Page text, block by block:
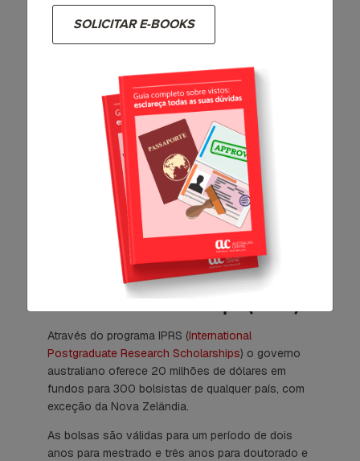
Scholarshipsand Fellowships são oferecidas pelo
governo australiano para alunos de diversos
países, incluindo o Brasil.
Elas incluem, atualmente, uma ajuda de 3 mil
dólares australianos para passagens aéreas, 2 mil
dólares para ajudar os alunos a se estabelecerem
no início dos estudos, 3 mil dólares por mês e
seguro saúde para a duração do programa.
Entre outros pré-requisitos, os candidatos devem
ter concluído a graduação e apresentar um
certificado de proficiência em inglês (TOEFL ou
IELTS) e carta de aceitação de uma instituição
International Postgraduate
Research Scholarships (IPRS)
Através do programa IPRS (International
Postgraduate Research Scholarships) o governo
australiano oferece 20 milhões de dólares em
fundos para 300 bolsistas de qualquer país, com
exceção da Nova Zelândia.
As bolsas são válidas para um período de dois
anos para mestrado e três anos para doutorado e
SOLICITAR E-BOOKS